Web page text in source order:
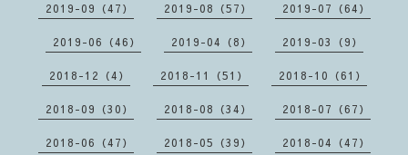
2019-09（47） 2019-08（57） 2019-07（64）
2019-06（46） 2019-04（8） 2019-03（9）
2018-12（4） 2018-11（51） 2018-10（61）
2018-09（30） 2018-08（34） 2018-07（67）
2018-06（47） 2018-05（39） 2018-04（47）